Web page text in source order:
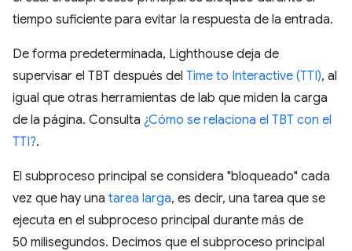
tiempo suficiente para evitar la respuesta de la entrada.
De forma predeterminada, Lighthouse deja de
supervisar el TBT después del Time to Interactive (TTI), al
igual que otras herramientas de lab que miden la carga
de la página. Consulta ¿Cómo se relaciona el TBT con el
TTI?.
El subproceso principal se considera "bloqueado" cada
vez que hay una tarea larga, es decir, una tarea que se
ejecuta en el subproceso principal durante más de
50 milisegundos. Decimos que el subproceso principal